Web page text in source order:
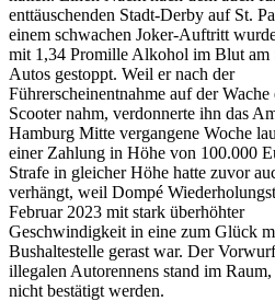
enttäuschenden Stadt-Derby auf St.
einem schwachen Joker-Auftritt
mit 1,34 Promille Alkohol im Blut am
Autos gestoppt. Weil er nach der
Führerscheinentnahme auf der Wache
Scooter nahm, verdonnerte ihn das
Hamburg Mitte vergangene Woche
einer Zahlung in Höhe von 100.000
Strafe in gleicher Höhe hatte zuvor
verhängt, weil Dompé
Februar 2023 mit stark überhöhter
Geschwindigkeit in eine zum Glück
Bushaltestelle gerast war. Der
illegalen Autorennens stand im
nicht bestätigt werden.